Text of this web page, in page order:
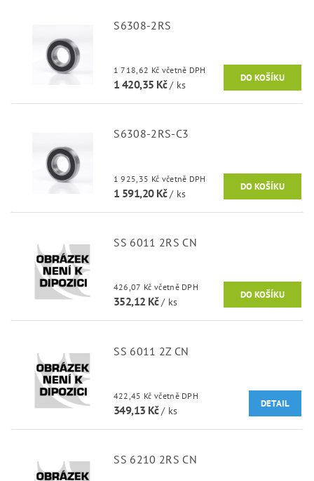
S6308-2RS
1 718,62 Kč včetně DPH
1 420,35 Kč/ ks
S6308-2RS-C3
1 925,35 Kč včetně DPH
1 591,20 Kč/ ks
SS 6011 2RS CN
426,07 Kč včetně DPH
352,12 Kč/ ks
SS 6011 2Z CN
422,45 Kč včetně DPH
349,13 Kč/ ks
DETAIL
SS 6210 2RS CN